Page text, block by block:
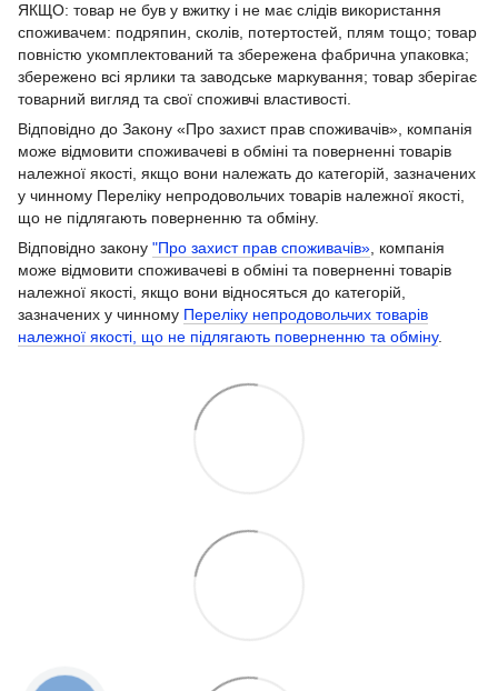
ЯКЩО: товар не був у вжитку і не має слідів використання
споживачем: подряпин, сколів, потертостей, плям тощо; товар
повністю укомплектований та збережена фабрична упаковка;
збережено всі ярлики та заводське маркування; товар зберігає
товарний вигляд та свої споживчі властивості.
Відповідно до Закону «Про захист прав споживачів», компанія
може відмовити споживачеві в обміні та поверненні товарів
належної якості, якщо вони належать до категорій, зазначених
у чинному Переліку непродовольчих товарів належної якості,
що не підлягають поверненню та обміну.
Відповідно закону "Про захист прав споживачів», компанія
може відмовити споживачеві в обміні та поверненні товарів
належної якості, якщо вони відносяться до категорій,
зазначених у чинному Переліку непродовольчих товарів
належної якості, що не підлягають поверненню та обміну.